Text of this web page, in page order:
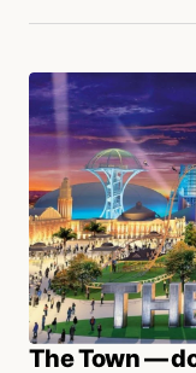
The Town —